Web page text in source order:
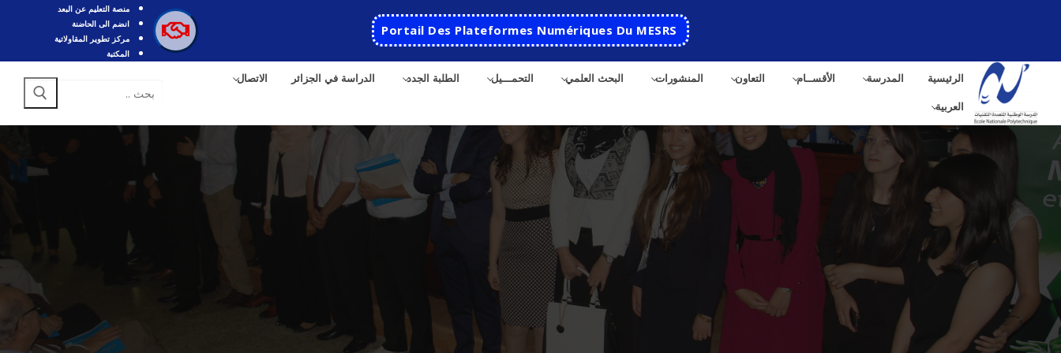
Portail Des Plateformes Numériques Du MESRS
منصة التعليم عن البعد
انضم الى الحاضنة
مركز تطوير المقاولاتية
المكتبة
الرئيسية المدرسة الأقســام التعاون المنشورات البحث العلمي التحمـــيل الطلبة الجدد الدراسة في الجزائر الاتصال
العربية
الرئيسية
المدرسة
مقدمة عن المدرسة
الأقســام